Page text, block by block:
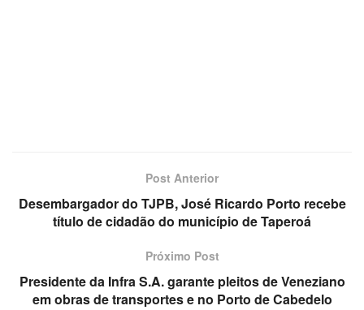
Post Anterior
Desembargador do TJPB, José Ricardo Porto recebe
título de cidadão do município de Taperoá
Próximo Post
Presidente da Infra S.A. garante pleitos de Veneziano
em obras de transportes e no Porto de Cabedelo